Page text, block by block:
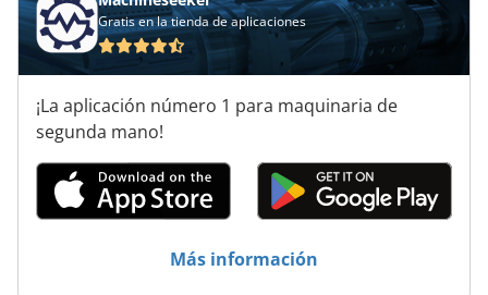
Mesa De Transferencia
Regla De Calefacción
Sistema De Calefacción
Sistema De Control De Temperatura
Tanques De Enfriamiento
Torre De Enfriamiento
Gratis en la tienda de aplicaciones
¡La aplicación número 1 para maquinaria de
segunda mano!
Más información